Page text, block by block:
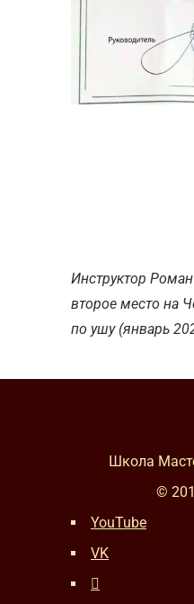
Инструктор
второе место на
по ушу (январь
Школа
©
YouTube
VK